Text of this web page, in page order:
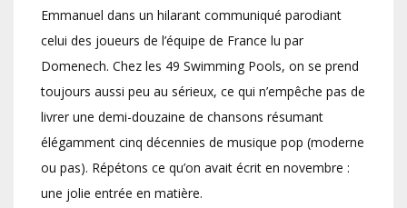
Emmanuel dans un hilarant communiqué parodiant
celui des joueurs de l’équipe de France lu par
Domenech. Chez les 49 Swimming Pools, on se prend
toujours aussi peu au sérieux, ce qui n’empêche pas de
livrer une demi-douzaine de chansons résumant
élégamment cinq décennies de musique pop (moderne
ou pas). Répétons ce qu’on avait écrit en novembre :
une jolie entrée en matière.